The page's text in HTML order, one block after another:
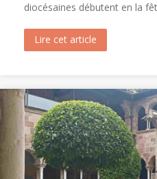
diocésaines débutent en la
Lire cet article